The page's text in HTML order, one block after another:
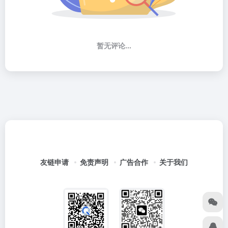
暂无评论...
友链申请 免责声明 广告合作 关于我们